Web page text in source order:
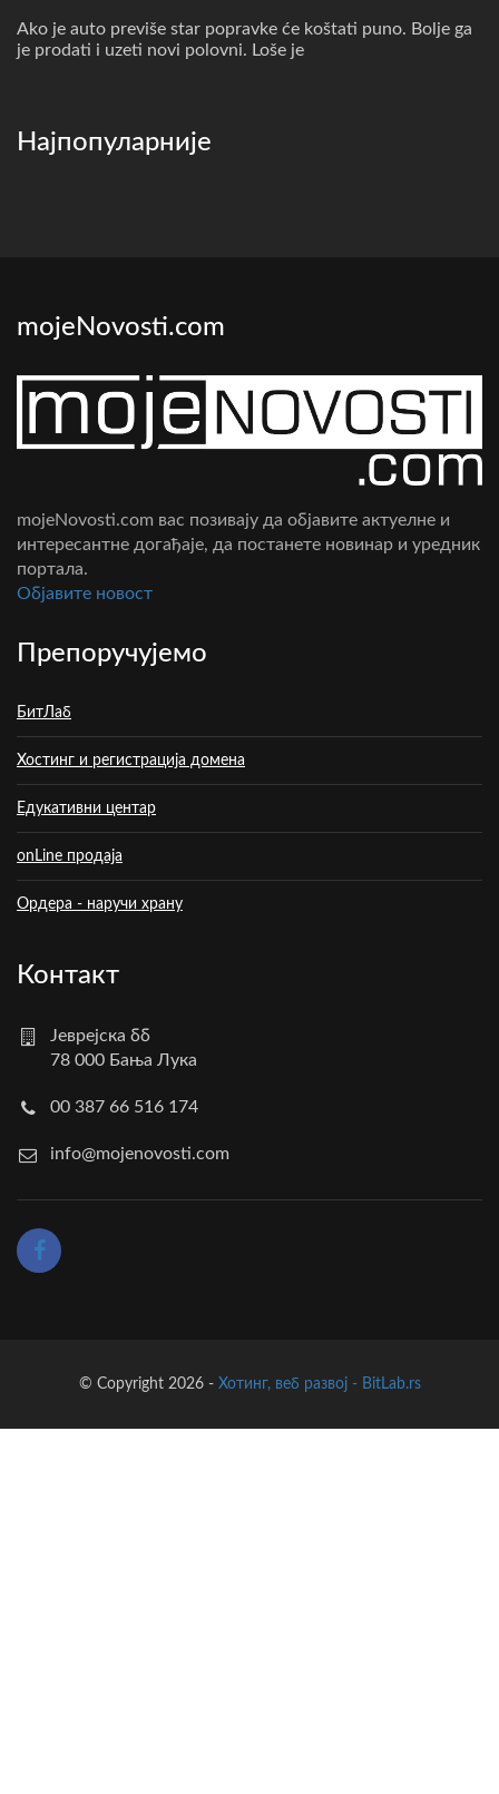
Ako je auto previše star popravke će koštati puno. Bolje ga
je prodati i uzeti novi polovni. Loše je
Најпопуларније
mojeNovosti.com
mojeNovosti.com вас позивају да објавите актуелне и
интересантне догађаје, да постанете новинар и уредник
портала.
Oбјавите новост
Препоручујемо
БитЛаб
Хостинг и регистрација домена
Едукативни центар
onLine продаја
Ордера - наручи храну
Контакт
Јеврејска бб
78 000 Бања Лука
00 387 66 516 174
info@mojenovosti.com
© Copyright 2026 - Хотинг, веб развој - BitLab.rs